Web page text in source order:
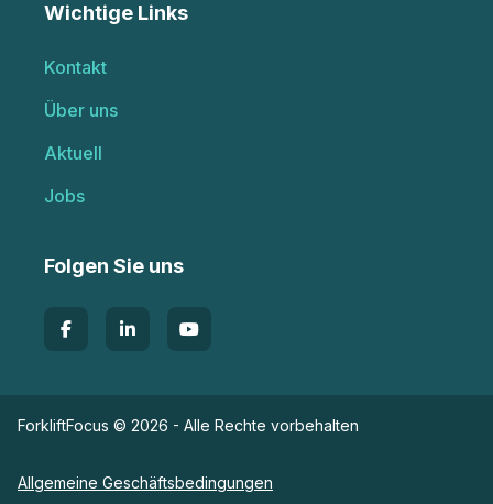
Wichtige Links
Kontakt
Über uns
Aktuell
Jobs
Folgen Sie uns
ForkliftFocus © 2026 - Alle Rechte vorbehalten
Allgemeine Geschäftsbedingungen